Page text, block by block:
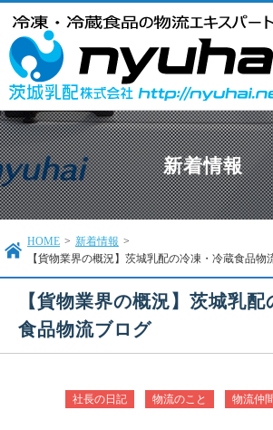
新着情報
HOME > 新着情報 >
【貨物業界の概況】茨城乳配の冷凍・冷蔵食品物
【貨物業界の概況】茨城乳
食品物流ブログ
社長の日記
物流のこと
物流仲